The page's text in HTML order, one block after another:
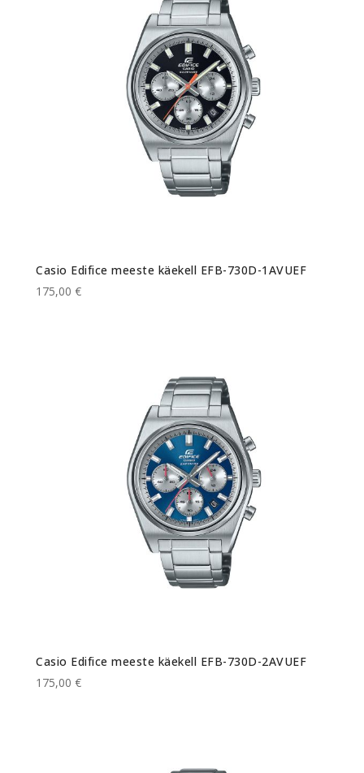
Casio Edifice meeste käekell EFB-730D-1AVUEF
175,00 €
Casio Edifice meeste käekell EFB-730D-2AVUEF
175,00 €